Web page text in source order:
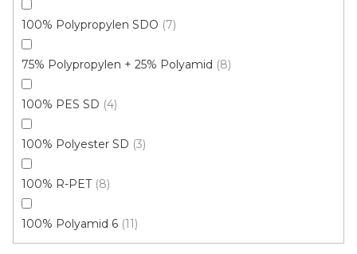
100% Polypropylen SDO 7
75% Polypropylen + 25% Polyamid 8
100% PES SD 4
100% Polyester SD 3
100% R-PET 8
100% Polyamid 6 11
Koberec metráž VESNIČKA /filc
187 Kč / m2
4 m